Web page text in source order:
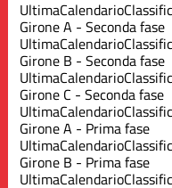
UltimaCalendario
Girone A - Seconda fase
UltimaCalendario
Girone B - Seconda fase
UltimaCalendario
Girone C - Seconda fase
UltimaCalendario
Girone A - Prima fase
UltimaCalendario
Girone B - Prima fase
UltimaCalendario